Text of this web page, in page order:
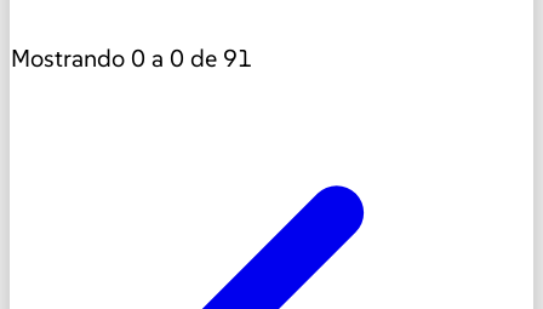
Mostrando 0 a 0 de 91